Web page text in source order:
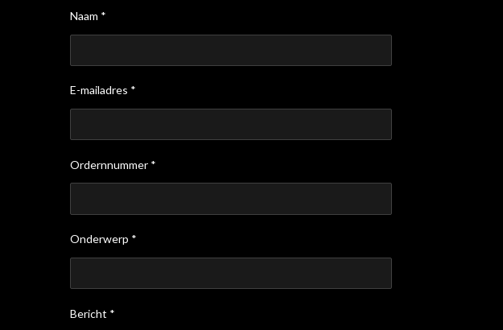
Naam *
E-mailadres *
Ordernnummer *
Onderwerp *
Bericht *